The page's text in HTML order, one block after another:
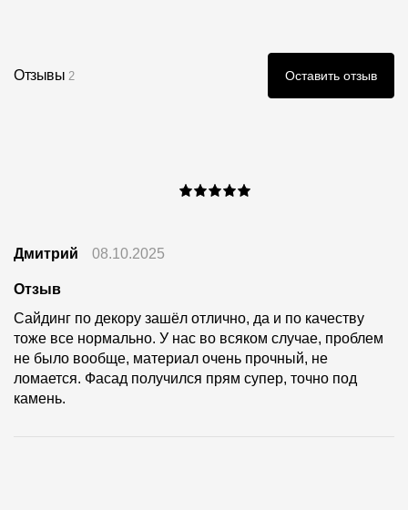
Отзывы2 Оставить отзыв
Дмитрий 08.10.2025
Отзыв
Сайдинг по декору зашёл отлично, да и по качеству
тоже все нормально. У нас во всяком случае, проблем
не было вообще, материал очень прочный, не
ломается. Фасад получился прям супер, точно под
камень.